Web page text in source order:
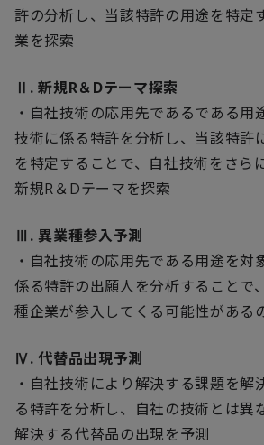
許の分析し、当該特許の用途を特定
業を探索
Ⅱ. 新規R＆Dテーマ探索
・自社技術の応用先であるである用
技術に係る特許を分析し、当該特許
を特定することで、自社技術をさら
新規R＆Dテーマを探索
Ⅲ. 異業種参入予測
・自社技術の応用先である用途を対
係る特許の出願人を分析することで
種企業が参入してくる可能性がある
Ⅳ. 代替品出現予測
・自社技術により解決する課題を解
る特許を分析し、自社の技術とは異
解決する代替品の出現を予測